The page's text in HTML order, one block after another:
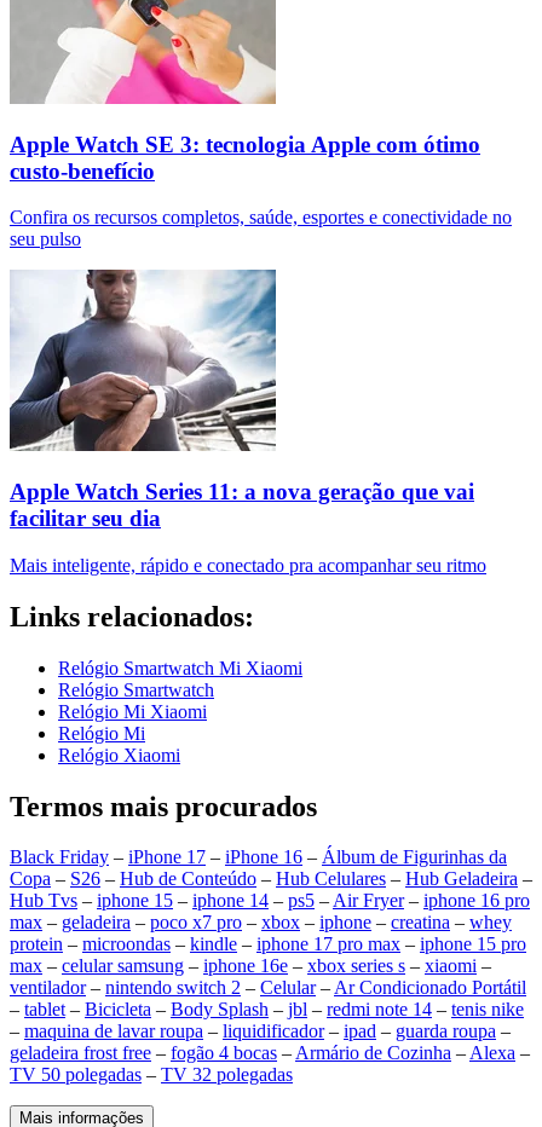
Apple Watch SE 3: tecnologia Apple com ótimo
custo-benefício
Confira os recursos completos, saúde, esportes e conectividade no
seu pulso
Apple Watch Series 11: a nova geração que vai
facilitar seu dia
Mais inteligente, rápido e conectado pra acompanhar seu ritmo
Links relacionados:
Relógio Smartwatch Mi Xiaomi
Relógio Smartwatch
Relógio Mi Xiaomi
Relógio Mi
Relógio Xiaomi
Termos mais procurados
Black Friday – iPhone 17 – iPhone 16 – Álbum de Figurinhas da
Copa – S26 – Hub de Conteúdo – Hub Celulares – Hub Geladeira –
Hub Tvs – iphone 15 – iphone 14 – ps5 –Air Fryer– iphone 16 pro
max – geladeira – poco x7 pro – xbox – iphone – creatina – whey
protein – microondas – kindle – iphone 17 pro max – iphone 15 pro
max – celular samsung – iphone 16e – xbox series s – xiaomi –
ventilador– nintendo switch 2 – Celular–Ar Condicionado Portátil
– tablet– Bicicleta – Body Splash – jbl – redmi note 14 – tenis nike
– maquina de lavar roupa – liquidificador– ipad – guarda roupa –
geladeira frost free – fogão 4 bocas –Armário de Cozinha –Alexa –
TV 50 polegadas – TV 32 polegadas
Mais informações